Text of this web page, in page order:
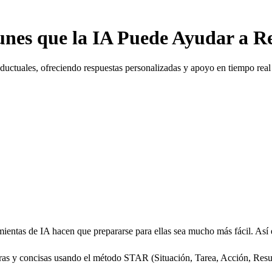
que la IA Puede Ayudar a
ofreciendo respuestas personalizadas y apoyo en tiempo
de IA hacen que prepararse para ellas sea mucho más fácil. Así
y concisas usando el método STAR (Situación, Tarea, Acción,